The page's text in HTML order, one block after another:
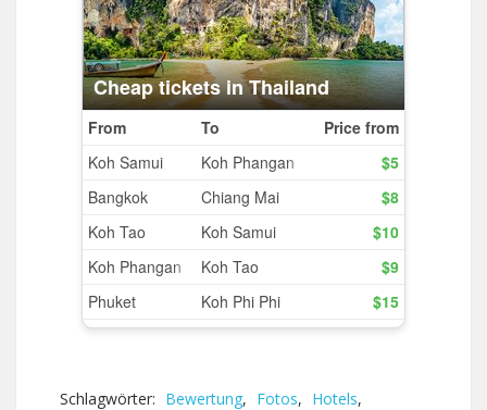
Schlagwörter: Bewertung, Fotos, Hotels,